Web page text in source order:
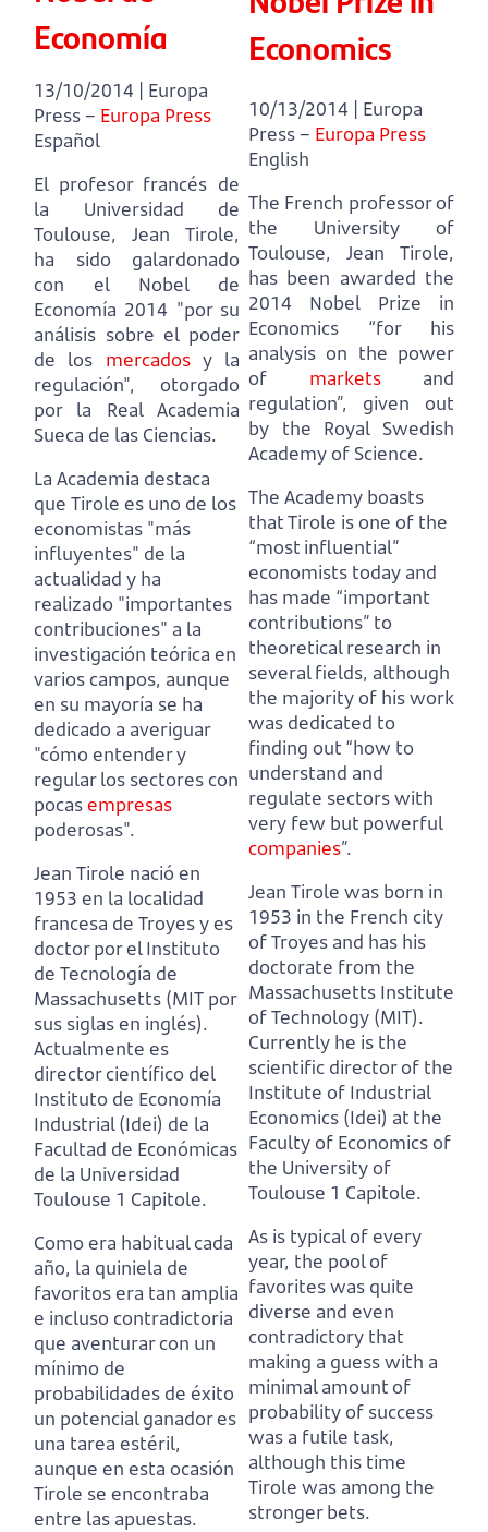
Economía
13/10/2014 | Europa
Press – Europa Press
Español
El profesor francés de
la Universidad de
Toulouse, Jean Tirole,
ha sido galardonado
con el Nobel de
Economía 2014 "por su
análisis sobre el poder
de los mercadosy la
regulación", otorgado
por la Real Academia
Sueca de las Ciencias.
La Academia destaca
que Tirole es uno de los
economistas "más
influyentes" de la
actualidad y ha
realizado "importantes
contribuciones" a la
investigación teórica en
varios campos, aunque
en su mayoría se ha
dedicado a averiguar
"cómo entender y
regular los sectores con
pocasempresas
poderosas".
Jean Tirole nació en
1953 en la localidad
francesa de Troyes y es
doctor por el Instituto
de Tecnología de
Massachusetts (MIT por
sus siglas en inglés).
Actualmente es
director científico del
Instituto de Economía
Industrial (Idei) de la
Facultad de Económicas
de la Universidad
Toulouse 1 Capitole.
Como era habitual cada
año, la quiniela de
favoritos era tan amplia
e incluso contradictoria
que aventurar con un
mínimo de
probabilidades de éxito
un potencial ganador es
una tarea estéril,
aunque en esta ocasión
Tirole se encontraba
entre las apuestas.
Economics
10/13/2014 | Europa
Press – Europa Press
English
The French professor of
the University of
Toulouse, Jean Tirole,
has been awarded the
2014 Nobel Prize in
Economics
“for his
analysis on the power
of marketsand
regulation”, given out
by the Royal Swedish
Academy of Science.
The Academy boasts
that Tirole is one of the
“most influential”
economists today and
has made “important
contributions” to
theoretical research in
several fields, although
the majority of his work
was dedicated to
finding out “how to
understand and
regulate sectors with
very few but powerful
companies”.
Jean Tirole was born in
1953 in the French city
of Troyes and has his
doctorate from the
Massachusetts Institute
of Technology (MIT).
Currently he is the
scientific director of the
Institute of Industrial
Economics (Idei) at the
Faculty of Economics of
the University of
Toulouse 1 Capitole.
As is typical of every
year, the pool of
favorites was quite
diverse and even
contradictory that
making a guess with a
minimal amount of
probability of success
was a futile task,
although this time
Tirole was among the
stronger bets.